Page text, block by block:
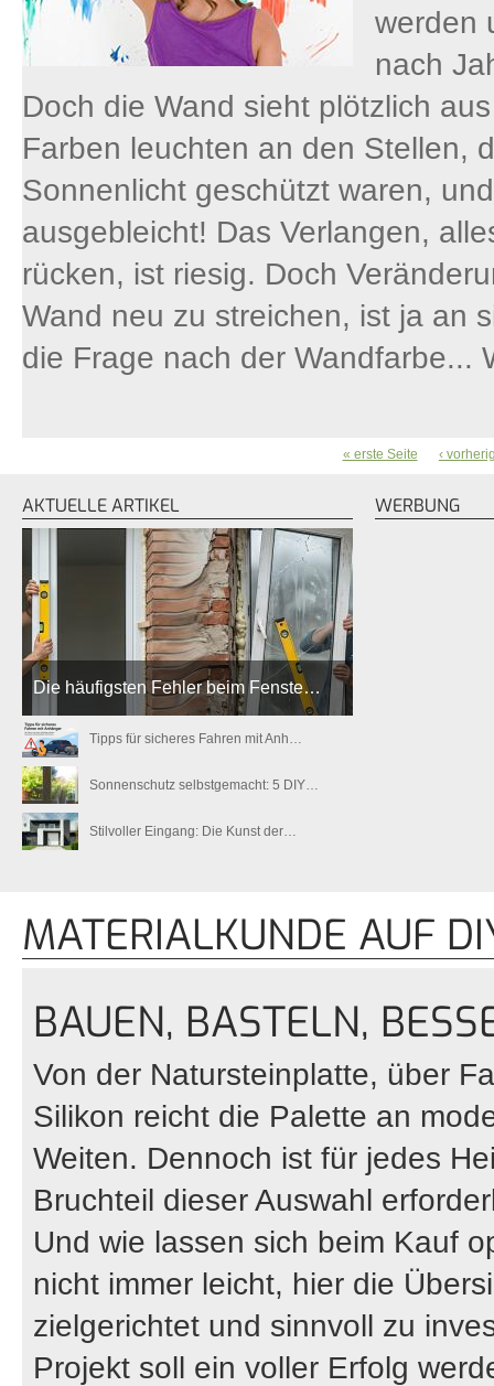
werden
nach
Doch die Wand sieht plötzlich
Farben leuchten an den Stellen,
Sonnenlicht geschützt waren,
ausgebleicht! Das Verlangen,
rücken, ist riesig. Doch
Wand neu zu streichen, ist ja an
die Frage nach der Wandfarbe...
« erste Seite ‹
AKTUELLE ARTIKEL
Die häufigsten Fehler beim Fenste…
Tipps für sicheres Fahren mit Anh…
Sonnenschutz selbstgemacht: 5 DIY…
Stilvoller Eingang: Die Kunst der…
WERBUNG
MATERIALKUNDE AUF
BAUEN, BASTELN,
Von der Natursteinplatte, über
Silikon reicht die Palette an
Weiten. Dennoch ist für jedes
Bruchteil dieser Auswahl
Und wie lassen sich beim Kauf
nicht immer leicht, hier die
zielgerichtet und sinnvoll zu
Projekt soll ein voller Erfolg